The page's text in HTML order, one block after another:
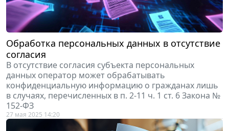
Обработка персональных данных в отсутствие
согласия
В отсутствие согласия субъекта персональных
данных оператор может обрабатывать
конфиденциальную информацию о гражданах лишь
в случаях, перечисленных в п. 2-11 ч. 1 ст. 6 Закона №
152-ФЗ
27 мая 2025 14:20